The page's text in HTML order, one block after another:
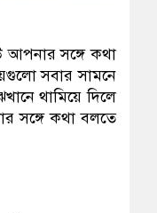
সঙ্গে কথা
সবার সামনে
থামিয়ে দিলে
সঙ্গে কথা বলতে